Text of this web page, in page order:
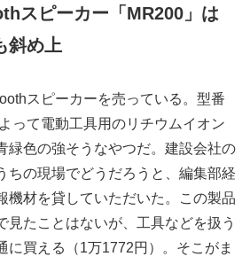
スピーカー「MR200」は
斜め上
スピーカーを売っている。型番
って電動工具用のリチウムイオン
緑色の強そうなやつだ。建設会社の
ちの現場でどうだろうと、編集部経
機材を貸していただいた。この製品
見たことはないが、工具などを扱う
に買える（1万1772円）。そこがま